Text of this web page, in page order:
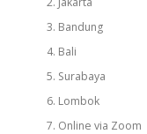
Bandung
Bali
Surabaya
Lombok
Online via Zoom